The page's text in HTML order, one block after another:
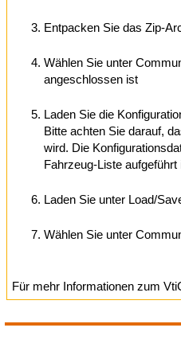
Entpacken Sie das Zip-
Wählen Sie unter
angeschlossen ist
Laden Sie die
Bitte achten Sie darauf,
wird. Die
Fahrzeug-Liste aufgeführt
Laden Sie unter Load/
Wählen Sie unter
Für mehr Informationen zum